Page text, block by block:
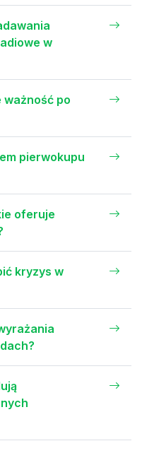
w
ważność po
pierwokupu
oferuje
kryzys w